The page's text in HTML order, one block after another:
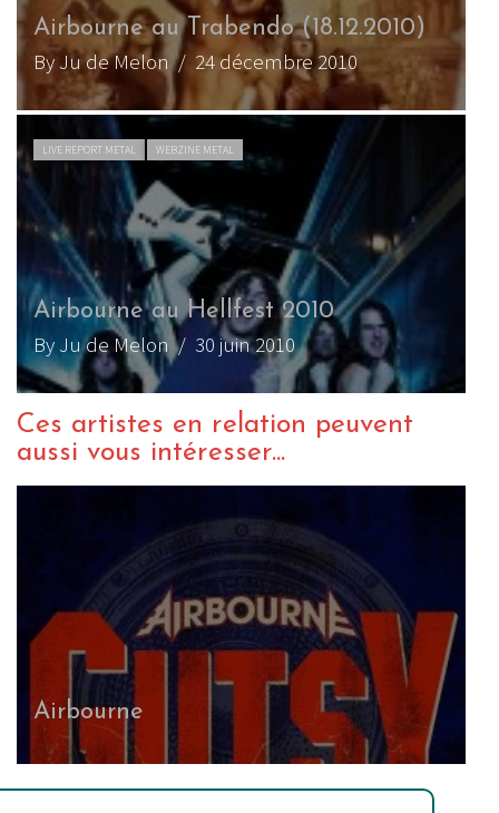
Airbourne au Trabendo (18.12.2010)
By Ju de Melon / 24 décembre 2010
LIVE REPORT METAL WEBZINE METAL
Airbourne au Hellfest 2010
By Ju de Melon / 30 juin 2010
Ces artistes en relation peuvent
aussi vous intéresser...
Airbourne